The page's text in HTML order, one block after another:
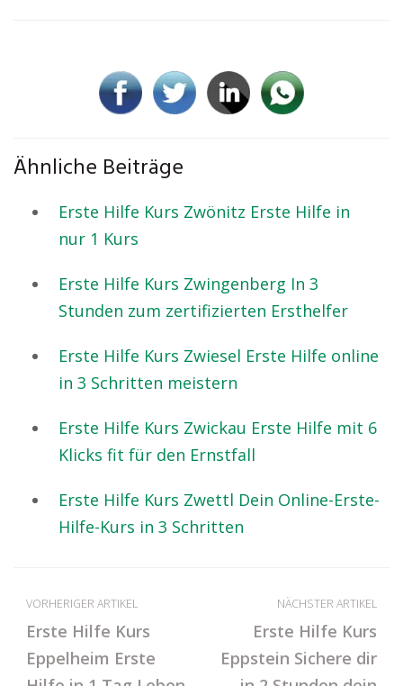
Ähnliche Beiträge
Erste Hilfe Kurs Zwönitz Erste Hilfe in
nur 1 Kurs
Erste Hilfe Kurs Zwingenberg In 3
Stunden zum zertifizierten Ersthelfer
Erste Hilfe Kurs Zwiesel Erste Hilfe online
in 3 Schritten meistern
Erste Hilfe Kurs Zwickau Erste Hilfe mit 6
Klicks fit für den Ernstfall
Erste Hilfe Kurs Zwettl Dein Online-Erste-
Hilfe-Kurs in 3 Schritten
VORHERIGER ARTIKEL
Erste Hilfe Kurs
Eppelheim Erste
NÄCHSTER ARTIKEL
Erste Hilfe Kurs
Eppstein Sichere dir